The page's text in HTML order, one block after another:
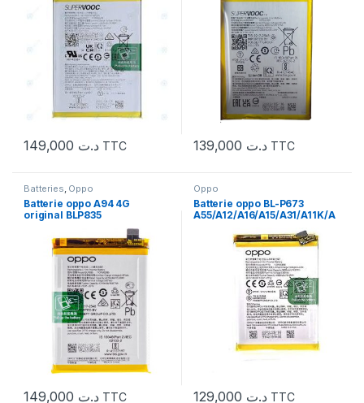
د.ت TTC د.ت TTC
Batteries, Oppo
Batterie oppo A94 4G
original BLP835
د.ت TTC
Oppo
Batterie oppo BL-P673
A55/A12/A16/A15/A31/A11K/A
د.ت TTC